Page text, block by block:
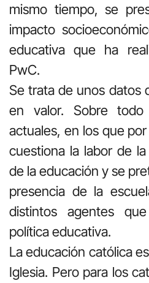
mismo tiempo, se
impacto
educativa que ha
PwC.
Se trata de unos datos
en valor. Sobre
actuales, en los que
cuestiona la labor de
de la educación y se
presencia de la
distintos agentes
política educativa.
La educación católica
Iglesia. Pero para los